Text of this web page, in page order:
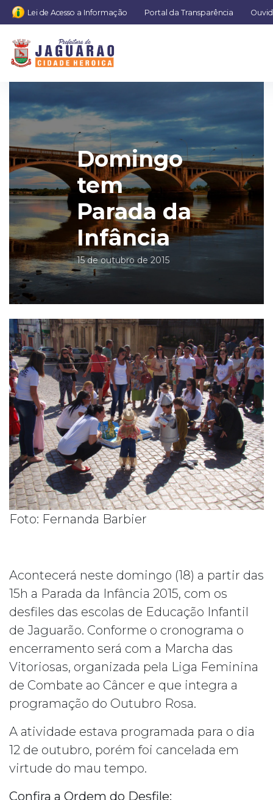
Lei de Acesso a Informação Portal da Transparência
Domingo
tem
Parada da
Infância
15 de outubro de 2015
Foto: Fernanda Barbier
Acontecerá neste domingo (18) a partir das
15h a Parada da Infância 2015, com os
desfiles das escolas de Educação Infantil
de Jaguarão. Conforme o cronograma o
encerramento será com a Marcha das
Vitoriosas, organizada pela Liga Feminina
de Combate ao Câncer e que integra a
programação do Outubro Rosa.
A atividade estava programada para o dia
12 de outubro, porém foi cancelada em
virtude do mau tempo.
Confira a Ordem do Desfile: